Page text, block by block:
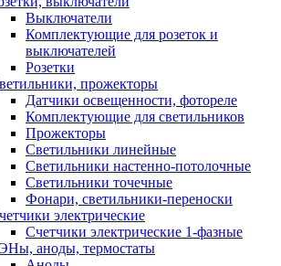
Выключатели
Комплектующие для розеток и
выключателей
Розетки
прожекторы
Датчики освещенности, фотореле
Комплектующие для светильников
Прожекторы
Светильники линейные
Светильники настенно-потолочные
Светильники точечные
Фонари, светильники-переноски
электрические
Счетчики электрические 1-фазные
аноды, термостаты